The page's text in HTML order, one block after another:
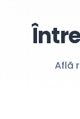
Află